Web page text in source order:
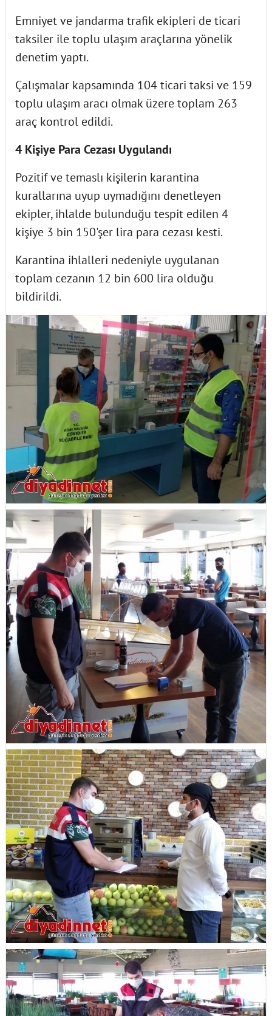
Emniyet ve jandarma trafik ekipleri de ticari
taksiler ile toplu ulaşım araçlarına yönelik
denetim yaptı.
Çalışmalar kapsamında 104 ticari taksi ve 159
toplu ulaşım aracı olmak üzere toplam 263
araç kontrol edildi.
4 Kişiye Para Cezası Uygulandı
Pozitif ve temaslı kişilerin karantina
kurallarına uyup uymadığını denetleyen
ekipler, ihlalde bulunduğu tespit edilen 4
kişiye 3 bin 150'şer lira para cezası kesti.
Karantina ihlalleri nedeniyle uygulanan
toplam cezanın 12 bin 600 lira olduğu
bildirildi.